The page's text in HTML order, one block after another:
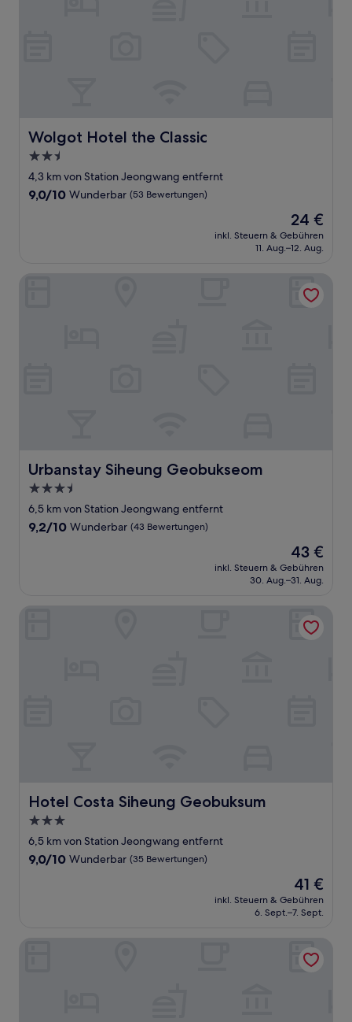
Wolgot Hotel the Classic
Wolgot Hotel the Classic
2.5-
Sterne-
Unterkunft
4,3 km von Station Jeongwang entfernt
9.0
9,0/10 Wunderbar (53 Bewertungen)
Der
Preis
beträgt
24 €
inkl. Steuern & Gebühren
11. Aug.–12. Aug.
Urbanstay Siheung Geobukseom
Urbanstay Siheung Geobukseom
3.5-
Sterne-
Unterkunft
6,5 km von Station Jeongwang entfernt
9.2
9,2/10 Wunderbar (43 Bewertungen)
Der
Preis
beträgt
43 €
inkl. Steuern & Gebühren
30. Aug.–31. Aug.
Hotel Costa Siheung Geobuksum
Hotel Costa Siheung Geobuksum
3.0-
Sterne-
Unterkunft
6,5 km von Station Jeongwang entfernt
9.0
9,0/10 Wunderbar (35 Bewertungen)
Der
Preis
beträgt
41 €
inkl. Steuern & Gebühren
6. Sept.–7. Sept.